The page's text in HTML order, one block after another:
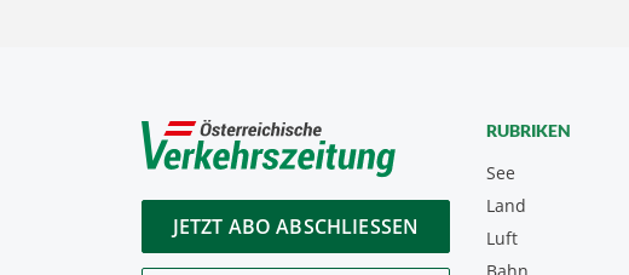
JETZT ABO ABSCHLIESSEN
RUBRIKEN
See
Land
Luft